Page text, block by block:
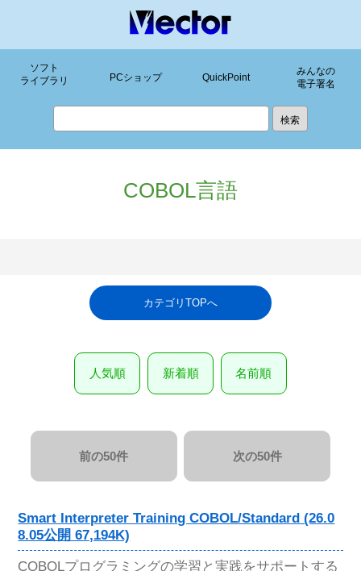
ソフト
ライブラリ
PCショップ QuickPoint
みんなの
電子署名
COBOL言語
カテゴリTOPへ
人気順 新着順 名前順
前の50件 次の50件
Smart Interpreter Training COBOL/Standard (26.0
8.05公開 67,194K)
COBOLプログラミングの学習と実践をサポートする